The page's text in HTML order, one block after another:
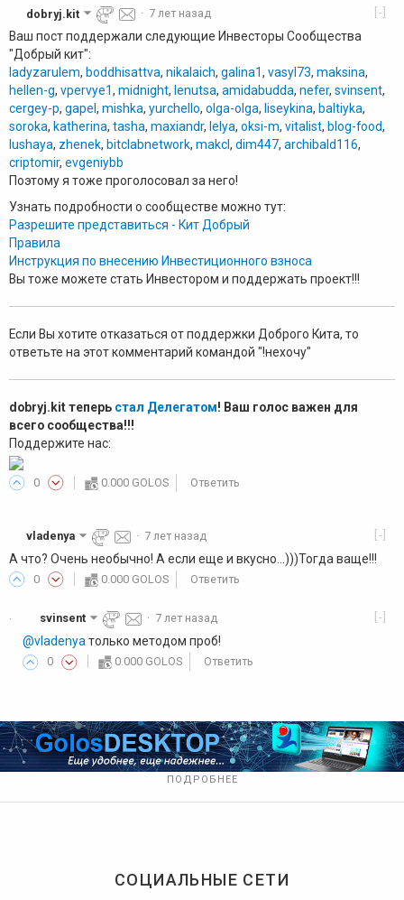
[-]
dobryj.kit · 7 лет назад
Ваш пост поддержали следующие Инвесторы Сообщества
"Добрый кит":
ladyzarulem, boddhisattva, nikalaich, galina1, vasyl73, maksina,
hellen-g, vpervye1, midnight, lenutsa, amidabudda, nefer, svinsent,
cergey-p, gapel , mishka, yurchello, olga-olga, liseykina, baltiyka,
soroka, katherina, tasha, maxiandr, lelya, oksi-m, vitalist, blog-food,
lushaya, zhenek, bitclabnetwork, makcl, dim447, archibald116,
criptomir, evgeniybb
Поэтому я тоже проголосовал за него!
Узнать подробности о сообществе можно тут:
Разрешите представиться - Кит Добрый
Правила
Инструкция по внесению Инвестиционного взноса
Вы тоже можете стать Инвестором и поддержать проект!!!
Если Вы хотите отказаться от поддержки Доброго Кита, то
ответьте на этот комментарий командой "!нехочу"
dobryj.kit теперь стал Делегатом! Ваш голос важен для
всего сообщества!!!
Поддержите нас:
0 0.000 GOLOS Ответить
[-]
vladenya · 7 лет назад
А что? Очень необычно! А если еще и вкусно...)))Тогда ваще!!!
0 0.000 GOLOS Ответить
· [-]
svinsent · 7 лет назад
@vladenya только методом проб!
0 0.000 GOLOS Ответить
ПОДРОБНЕЕ
СОЦИАЛЬНЫЕ СЕТИ